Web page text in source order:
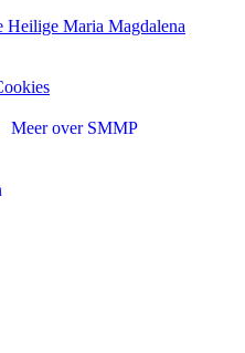
Heilige Maria Magdalena
Meer over SMMP